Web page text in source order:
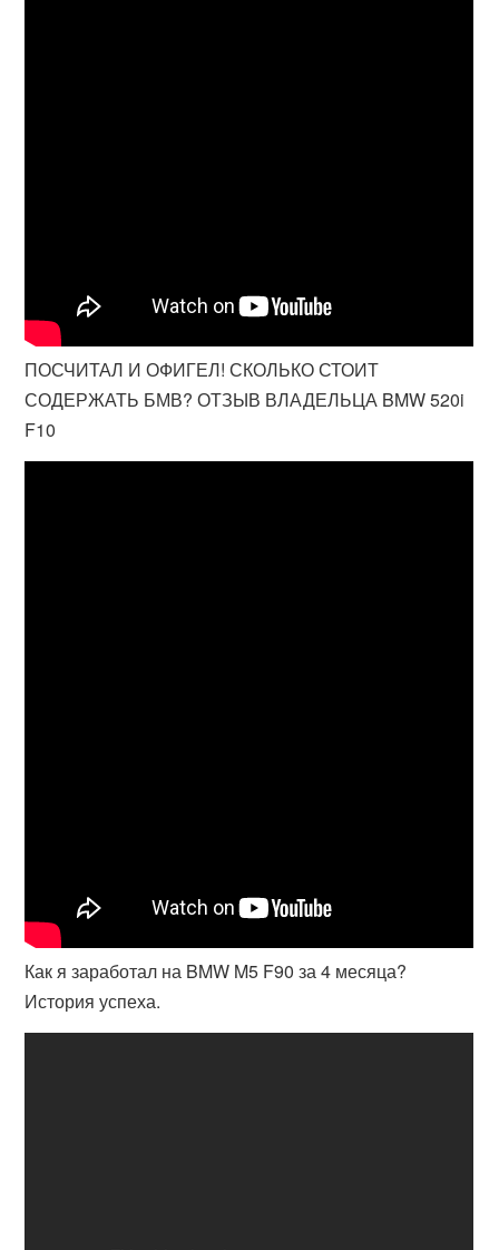
ПОСЧИТАЛ И ОФИГЕЛ! СКОЛЬКО СТОИТ
СОДЕРЖАТЬ БМВ? ОТЗЫВ ВЛАДЕЛЬЦА BMW 520i
F10
Как я заработал на BMW M5 F90 за 4 месяца?
История успеха.